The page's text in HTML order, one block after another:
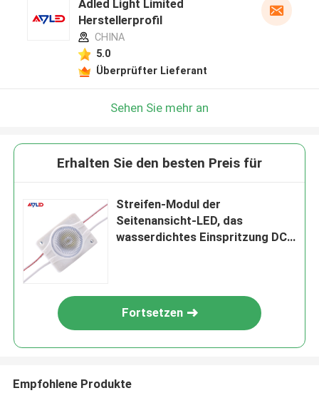
Adled Light Limited
Herstellerprofil
CHINA
5.0
Überprüfter Lieferant
Sehen Sie mehr an
Erhalten Sie den besten Preis für
Streifen-Modul der
Seitenansicht-LED, das
wasserdichtes Einspritzung DC
Fortsetzen
Empfohlene Produkte